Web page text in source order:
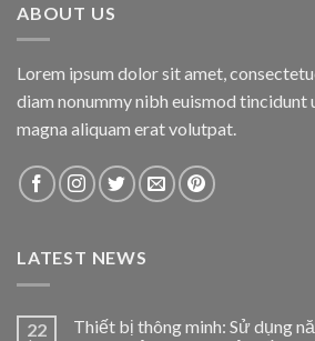
ABOUT US
Lorem ipsum dolor sit amet,
diam nonummy nibh euismod tincidunt
magna aliquam erat volutpat.
LATEST NEWS
22
Thiết bị thông minh: Sử dụng